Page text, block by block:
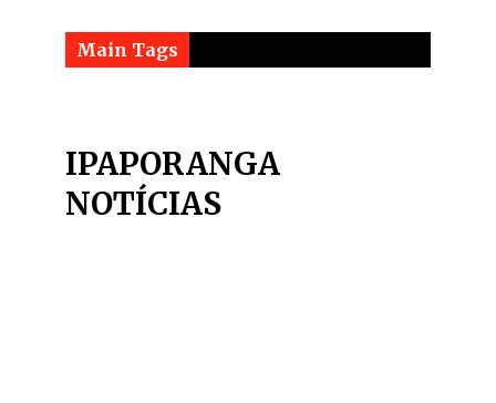
Main Tags
IPAPORANGA
NOTÍCIAS